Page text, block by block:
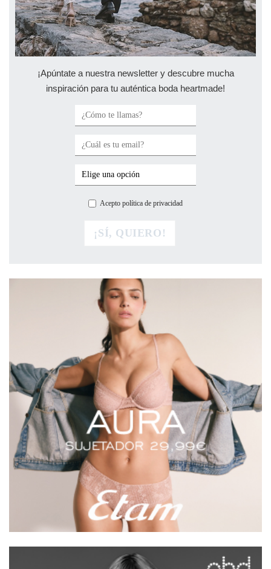
¡Apúntate a nuestra newsletter y descubre mucha
inspiración para tu auténtica boda heartmade!
Acepto política de privacidad